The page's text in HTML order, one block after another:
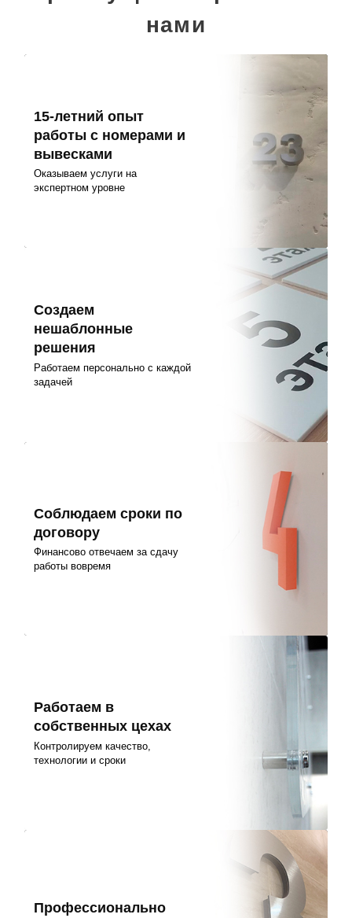
нами
15-летний опыт
работы с номерами и
вывесками
Оказываем услуги на
экспертном уровне
Создаем
нешаблонные
решения
Работаем персонально с каждой
задачей
Соблюдаем сроки по
договору
Финансово отвечаем за сдачу
работы вовремя
Работаем в
собственных цехах
Контролируем качество,
технологии и сроки
Профессионально